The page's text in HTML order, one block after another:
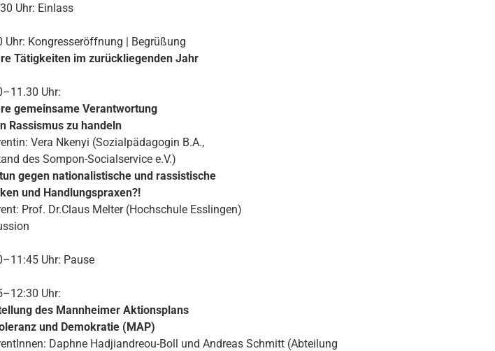
Uhr: Einlass
Uhr: Kongresseröffnung | Begrüßung
Tätigkeiten im zurückliegenden Jahr
Uhr:
gemeinsame Verantwortung
Rassismus zu handeln
Vera Nkenyi (Sozialpädagogin B.A.,
des Sompon-Socialservice e.V.)
gegen nationalistische und rassistische
und Handlungspraxen?!
Prof. Dr.Claus Melter (Hochschule Esslingen)
Uhr: Pause
Uhr:
des Mannheimer Aktionsplans
und Demokratie (MAP)
Daphne Hadjiandreou-Boll und Andreas Schmitt (Abteilung